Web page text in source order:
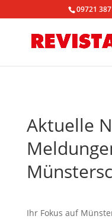
09721
Aktuelle
Ihr Fokus auf